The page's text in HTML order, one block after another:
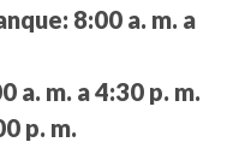
8:00 a. m. a
a. m. a 4:30 p. m.
p. m.